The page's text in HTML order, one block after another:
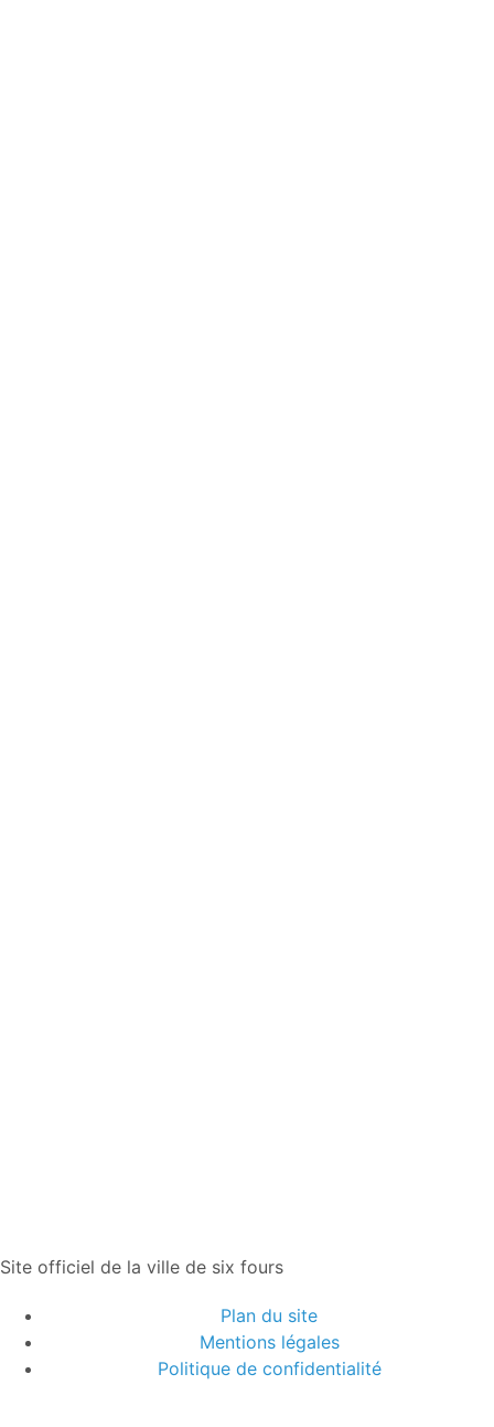
Site officiel de la ville de six fours
Plan du site
Mentions légales
Politique de confidentialité